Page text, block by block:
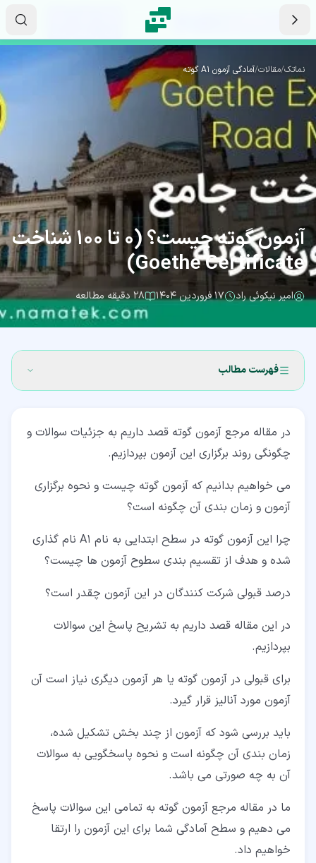
نماتک/مقالات/آمادگی آزمون A1 گوته
آزمون گوته چیست؟ (0 تا 100 شناخت
Goethe Certificate)
امیر نیکوئی راد ۱۷ فروردین ۱۴۰۴ ۲۸ دقیقه مطالعه
فهرست مطالب
۱‏-‏۳‏- درصد قبولی شرکت کنندگان و زمان مورد نیاز برای
قبولی در آزمون A1
۱‏-‏۴‏- رده بندی نمرات
۲‏- بخش Horen در آزمون گوته
۲‏-‏۱‏- بخش Tile1
۲‏-‏۲‏- بخش Tile2
۲‏-‏۳‏- بخش Tile3
۳‏-‏۱‏- بخش Tile1 در قسمت Lessen
۴‏- بخش Schreiben در آزمون گوته
۴‏-‏۱‏- بخش Tile1 آزمون Schreiben
در مقاله مرجع آزمون گوته قصد داریم به جزئیات سوالات و
چگونگی روند برگزاری این آزمون بپردازیم.
می خواهیم بدانیم که آزمون گوته چیست و نحوه برگزاری
آزمون و زمان بندی آن چگونه است؟
چرا این آزمون گوته در سطح ابتدایی به نام A1 نام گذاری
شده و هدف از تقسیم بندی سطوح آزمون ها چیست؟
درصد قبولی شرکت کنندگان در این آزمون چقدر است؟
در این مقاله قصد داریم به تشریح پاسخ این سوالات
بپردازیم.
برای قبولی در آزمون گوته یا هر آزمون دیگری نیاز است آن
آزمون مورد آنالیز قرار گیرد.
باید بررسی شود که آزمون از چند بخش تشکیل شده،
زمان بندی آن چگونه است و نحوه پاسخگویی به سوالات
آن به چه صورتی می باشد.
ما در مقاله مرجع آزمون گوته به تمامی این سوالات پاسخ
می دهیم و سطح آمادگی شما برای این آزمون را ارتقا
خواهیم داد.